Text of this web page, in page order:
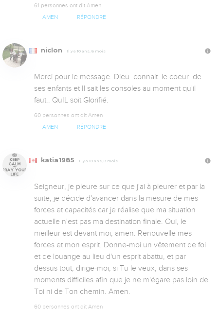
61 personnes ont dit Amen
AMEN RÉPONDRE
niclon Il y a 10 ans, 8 mois
Merci pour le message. Dieu  connait  le coeur  de
ses enfants et Il sait les consoles au moment qu'il
faut.. QuIL soit Glorifié.
60 personnes ont dit Amen
AMEN RÉPONDRE
katia1985 Il y a 10 ans, 8 mois
Seigneur, je pleure sur ce que j'ai à pleurer et par la
suite, je décide d'avancer dans la mesure de mes
forces et capacités car je réalise que ma situation
actuelle n'est pas ma destination finale. Oui, le
meilleur est devant moi, amen. Renouvelle mes
forces et mon esprit. Donne-moi un vêtement de foi
et de louange au lieu d'un esprit abattu, et par
dessus tout, dirige-moi, si Tu le veux, dans ses
moments difficiles afin que je ne m'égare pas loin de
Toi ni de Ton chemin. Amen.
60 personnes ont dit Amen